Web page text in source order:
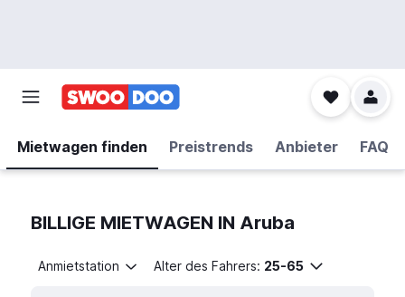
Mietwagen finden Preistrends Anbieter FAQ
BILLIGE MIETWAGEN IN Aruba
Anmietstation Alter des Fahrers: 25-65